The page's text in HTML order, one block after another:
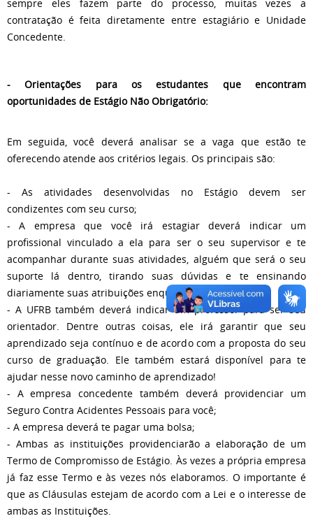
sempre eles fazem parte do processo, muitas vezes a
contratação é feita diretamente entre estagiário e Unidade
Concedente.
- Orientações para os estudantes que encontram
oportunidades de Estágio Não Obrigatório:
Em seguida, você deverá analisar se a vaga que estão te
oferecendo atende aos critérios legais. Os principais são:
- As atividades desenvolvidas no Estágio devem ser
condizentes com seu curso;
- A empresa que você irá estagiar deverá indicar um
profissional vinculado a ela para ser o seu supervisor e te
acompanhar durante suas atividades, alguém que será o seu
suporte lá dentro, tirando suas dúvidas e te ensinando
diariamente suas atribuições enquanto estagiário;
- A UFRB também deverá indicar um professor para ser seu
orientador. Dentre outras coisas, ele irá garantir que seu
aprendizado seja contínuo e de acordo com a proposta do seu
curso de graduação. Ele também estará disponível para te
ajudar nesse novo caminho de aprendizado!
- A empresa concedente também deverá providenciar um
Seguro Contra Acidentes Pessoais para você;
- A empresa deverá te pagar uma bolsa;
- Ambas as instituições providenciarão a elaboração de um
Termo de Compromisso de Estágio. Às vezes a própria empresa
já faz esse Termo e às vezes nós elaboramos. O importante é
que as Cláusulas estejam de acordo com a Lei e o interesse de
ambas as Instituições.